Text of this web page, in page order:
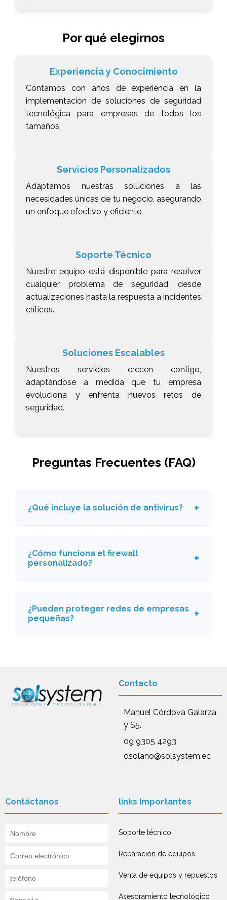
Por qué elegirnos
Experiencia y Conocimiento
Contamos con años de experiencia en la
implementación de soluciones de seguridad
tecnológica para empresas de todos los
tamaños.
Servicios Personalizados
Adaptamos nuestras soluciones a las
necesidades únicas de tu negocio, asegurando
un enfoque efectivo y eficiente.
Soporte Técnico
Nuestro equipo está disponible para resolver
cualquier problema de seguridad, desde
actualizaciones hasta la respuesta a incidentes
críticos.
Soluciones Escalables
Nuestros servicios crecen contigo,
adaptándose a medida que tu empresa
evoluciona y enfrenta nuevos retos de
seguridad.
Preguntas Frecuentes (FAQ)
¿Qué incluye la solución de antivirus?
¿Cómo funciona el firewall
personalizado?
¿Pueden proteger redes de empresas
pequeñas?
Contacto
Manuel Córdova Galarza
y S5.
09 9305 4293
dsolano@solsystem.ec
Contáctanos links Importantes
Soporte técnico
Reparación de equipos
Venta de equipos y repuestos
Asesoramiento tecnológico